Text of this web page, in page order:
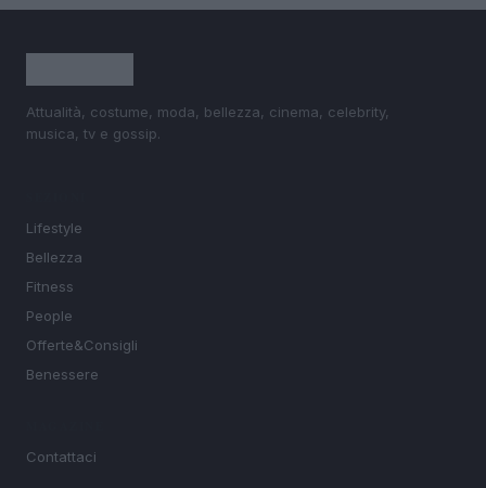
Attualità, costume, moda, bellezza, cinema, celebrity,
musica, tv e gossip.
Lifestyle
Bellezza
Fitness
People
Offerte&Consigli
Benessere
Contattaci